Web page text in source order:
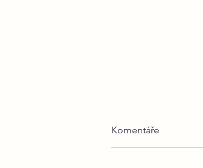
Komentáře